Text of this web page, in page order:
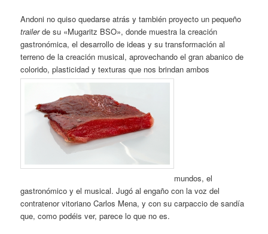
Andoni no quiso quedarse atrás y también proyecto un pequeño
trailerde su «Mugaritz BSO», donde muestra la creación
gastronómica, el desarrollo de ideas y su transformación al
terreno de la creación musical, aprovechando el gran abanico de
colorido, plasticidad y texturas que nos brindan ambos
mundos, el
gastronómico y el musical. Jugó al engaño con la voz del
contratenor vitoriano Carlos Mena, y con su carpaccio de sandía
que, como podéis ver, parece lo que no es.